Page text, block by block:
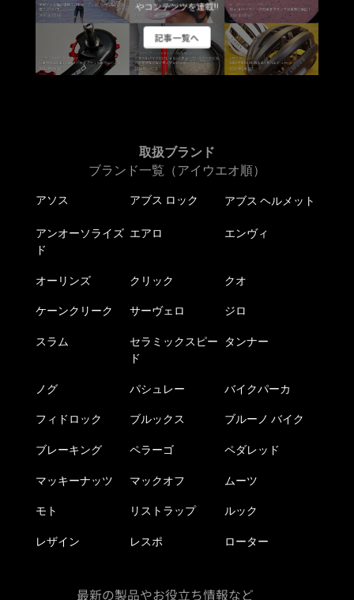
やコンテンツを連載!!
記事一覧へ
取扱ブランド
ブランド一覧（アイウエオ順）
アソス アブス ロック アブス ヘルメット
アンオーソライズ
ド
エアロ エンヴィ
オーリンズ クリック クオ
ケーンクリーク サーヴェロ ジロ
スラム
セラミックスピー
ド
タンナー
ノグ パシュレー バイクパーカ
フィドロック ブルックス ブルーノ バイク
ブレーキング ペラーゴ ペダレッド
マッキーナッツ マックオフ ムーツ
モト リストラップ ルック
レザイン レスポ ローター
最新の製品やお役立ち情報など